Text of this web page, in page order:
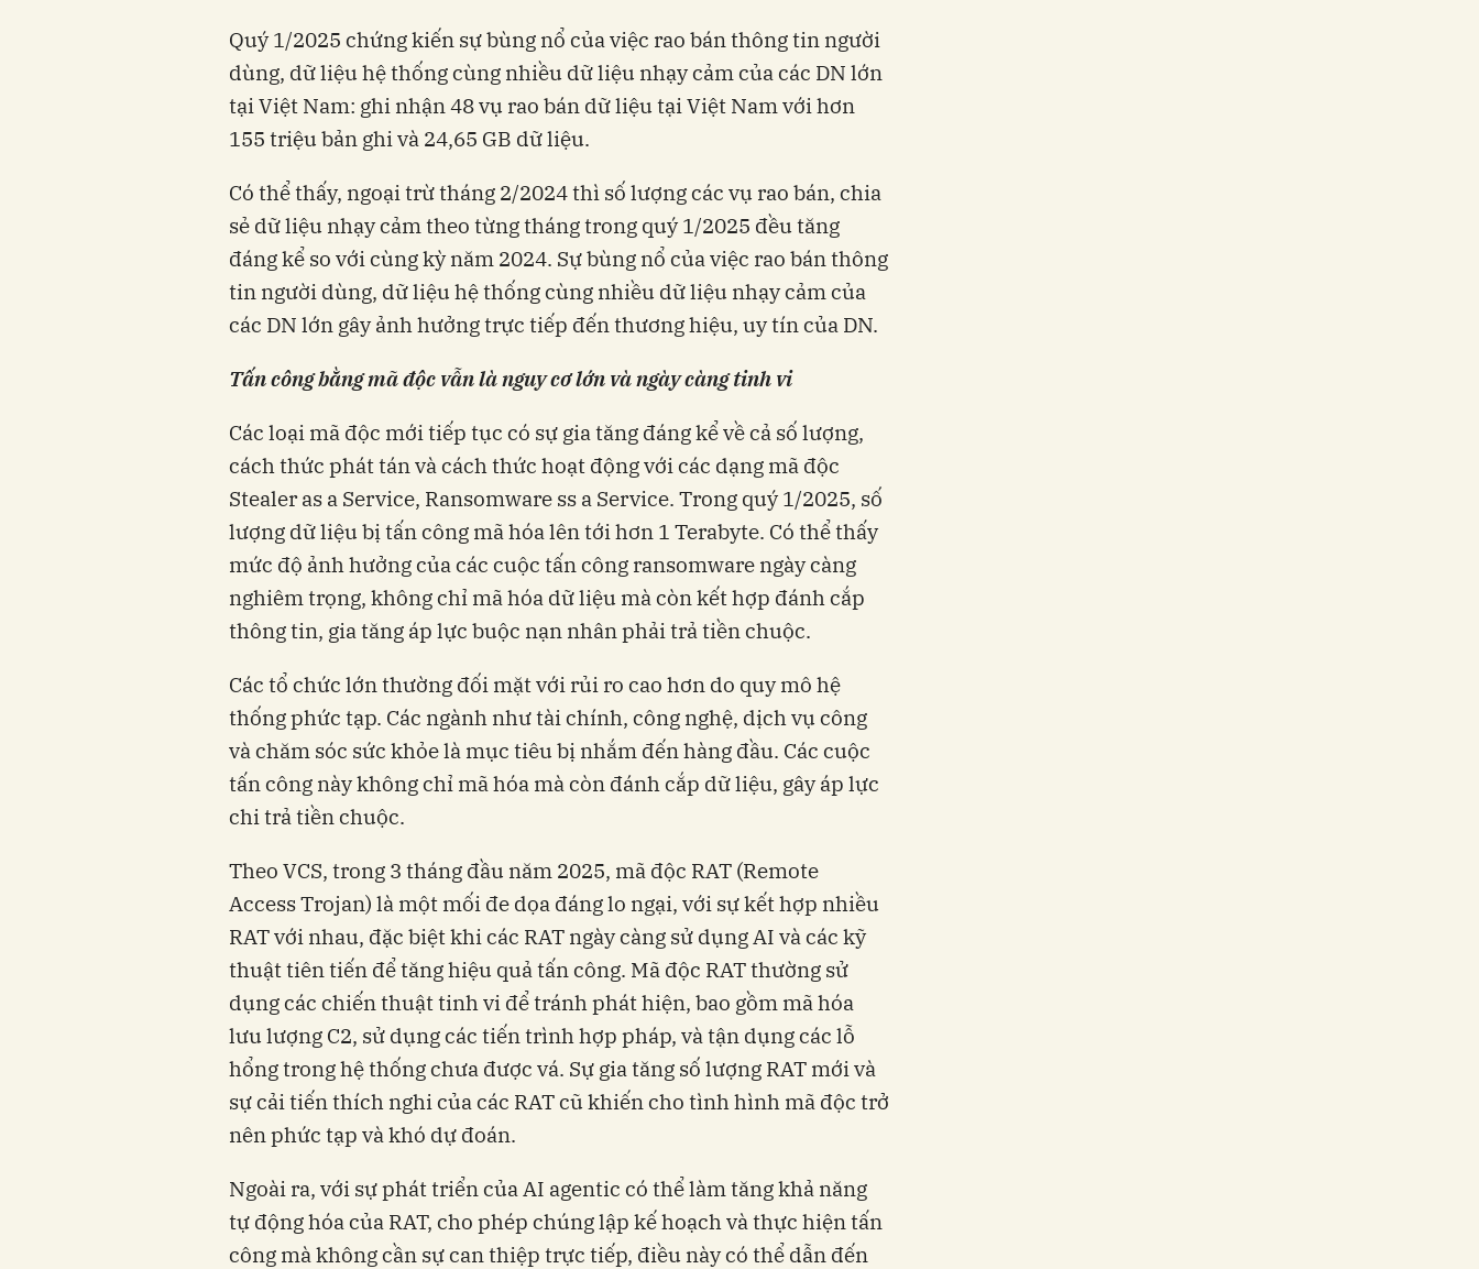
Quý 1/2025 chứng kiến sự bùng nổ của việc rao bán thông tin người
dùng, dữ liệu hệ thống cùng nhiều dữ liệu nhạy cảm của các DN lớn
tại Việt Nam: ghi nhận 48 vụ rao bán dữ liệu tại Việt Nam với hơn
155 triệu bản ghi và 24,65 GB dữ liệu.
Có thể thấy, ngoại trừ tháng 2/2024 thì số lượng các vụ rao bán, chia
sẻ dữ liệu nhạy cảm theo từng tháng trong quý 1/2025 đều tăng
đáng kể so với cùng kỳ năm 2024. Sự bùng nổ của việc rao bán thông
tin người dùng, dữ liệu hệ thống cùng nhiều dữ liệu nhạy cảm của
các DN lớn gây ảnh hưởng trực tiếp đến thương hiệu, uy tín của DN.
Tấn công bằng mã độc vẫn là nguy cơ lớn và ngày càng tinh vi
Các loại mã độc mới tiếp tục có sự gia tăng đáng kể về cả số lượng,
cách thức phát tán và cách thức hoạt động với các dạng mã độc
Stealer as a Service, Ransomware ss a Service. Trong quý 1/2025, số
lượng dữ liệu bị tấn công mã hóa lên tới hơn 1 Terabyte. Có thể thấy
mức độ ảnh hưởng của các cuộc tấn công ransomware ngày càng
nghiêm trọng, không chỉ mã hóa dữ liệu mà còn kết hợp đánh cắp
thông tin, gia tăng áp lực buộc nạn nhân phải trả tiền chuộc.
Các tổ chức lớn thường đối mặt với rủi ro cao hơn do quy mô hệ
thống phức tạp. Các ngành như tài chính, công nghệ, dịch vụ công
và chăm sóc sức khỏe là mục tiêu bị nhắm đến hàng đầu. Các cuộc
tấn công này không chỉ mã hóa mà còn đánh cắp dữ liệu, gây áp lực
chi trả tiền chuộc.
Theo VCS, trong 3 tháng đầu năm 2025, mã độc RAT (Remote
Access Trojan) là một mối đe dọa đáng lo ngại, với sự kết hợp nhiều
RAT với nhau, đặc biệt khi các RAT ngày càng sử dụng AI và các kỹ
thuật tiên tiến để tăng hiệu quả tấn công. Mã độc RAT thường sử
dụng các chiến thuật tinh vi để tránh phát hiện, bao gồm mã hóa
lưu lượng C2, sử dụng các tiến trình hợp pháp, và tận dụng các lỗ
hổng trong hệ thống chưa được vá. Sự gia tăng số lượng RAT mới và
sự cải tiến thích nghi của các RAT cũ khiến cho tình hình mã độc trở
nên phức tạp và khó dự đoán.
Ngoài ra, với sự phát triển của AI agentic có thể làm tăng khả năng
tự động hóa của RAT, cho phép chúng lập kế hoạch và thực hiện tấn
công mà không cần sự can thiệp trực tiếp, điều này có thể dẫn đến